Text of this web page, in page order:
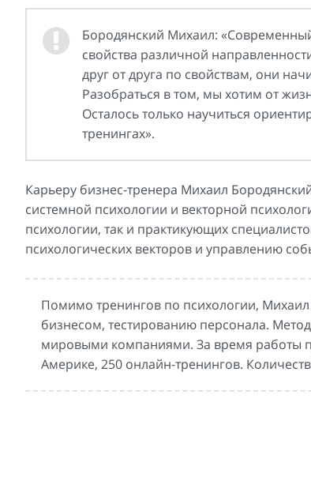
Бородянский Михаил:
свойства различной
друг от друга по свойствам, они
Разобраться в том, мы хотим от
Осталось только научиться
тренингах».
Карьеру бизнес-тренера Михаил
системной психологии и векторной
психологии, так и практикующих
психологических векторов и управлению
Помимо тренингов по психологии,
бизнесом, тестированию персонала.
мировыми компаниями. За время работы
Америке, 250 онлайн-тренингов.